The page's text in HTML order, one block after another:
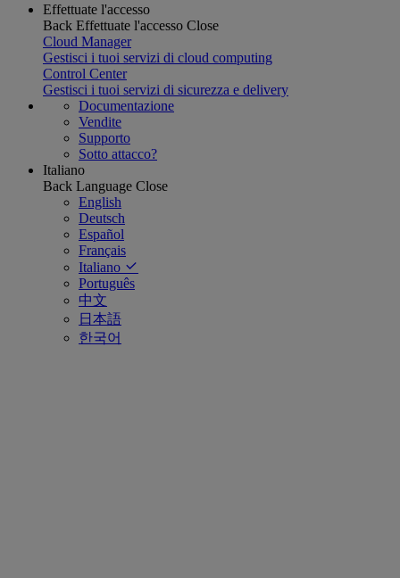
Effettuate l'accesso
Back Effettuate l'accesso Close
Cloud Manager
Gestisci i tuoi servizi di cloud computing
Control Center
Gestisci i tuoi servizi di sicurezza e delivery
Documentazione
Vendite
Supporto
Sotto attacco?
Italiano
Back Language Close
English
Deutsch
Español
Français
Italiano
Português
中文
日本語
한국어